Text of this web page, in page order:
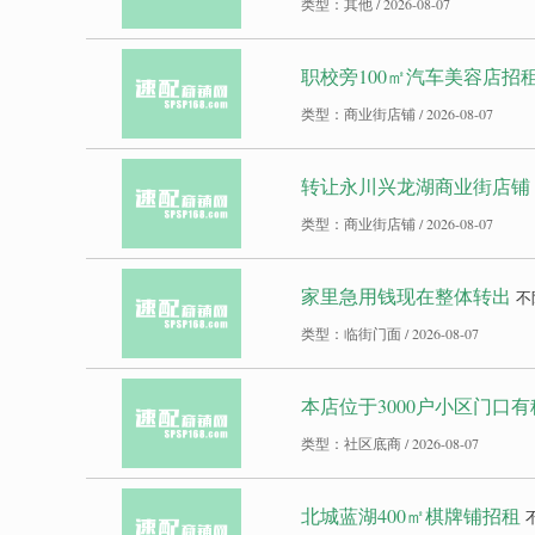
职校旁100㎡汽车美容店招
类型：商业街店铺 / 2026-08-07
转让永川兴龙湖商业街店铺
类型：商业街店铺 / 2026-08-07
家里急用钱现在整体转出 不
类型：临街门面 / 2026-08-07
本店位于3000户小区门口
类型：社区底商 / 2026-08-07
北城蓝湖400㎡棋牌铺招租